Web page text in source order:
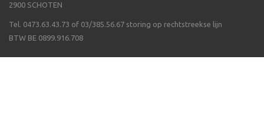
2900 SCHOTEN
Tel. 0473.63.43.73 of 03/385.56.67 storing op rechtstreekse lijn
BTW BE 0899.916.708